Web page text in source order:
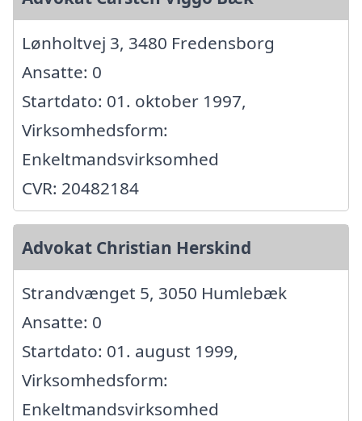
Lønholtvej 3, 3480 Fredensborg
Ansatte: 0
Startdato: 01. oktober 1997,
Virksomhedsform:
Enkeltmandsvirksomhed
CVR: 20482184
Advokat Christian Herskind
Strandvænget 5, 3050 Humlebæk
Ansatte: 0
Startdato: 01. august 1999,
Virksomhedsform:
Enkeltmandsvirksomhed